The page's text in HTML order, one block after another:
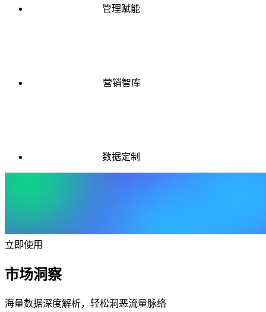
管理赋能
营销智库
数据定制
立即使用
市场洞察
海量数据深度解析，轻松洞恶流量脉络